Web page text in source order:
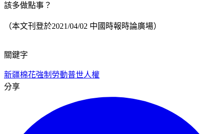
該多做點事？
（本文刊登於2021/04/02 中國時報時論廣場）
關鍵字
新疆棉花強制勞動普世人權
分享